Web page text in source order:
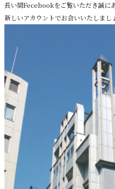
長い間Fecebookをご覧いただき誠に
新しいアカウントでお会いいたしまし